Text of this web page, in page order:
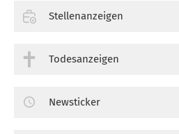
Stellenanzeigen
Todesanzeigen
Newsticker